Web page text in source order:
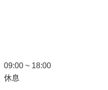
09:00 ~ 18:00
休息